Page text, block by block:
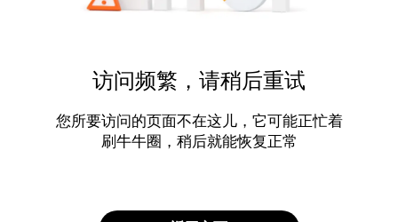
访问频繁，请稍后重试
您所要访问的页面不在这儿，它可能正忙着
刷牛牛圈，稍后就能恢复正常